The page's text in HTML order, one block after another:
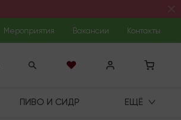
Мероприятия Вакансии Контакты
ПИВО И СИДР ЕЩЁ